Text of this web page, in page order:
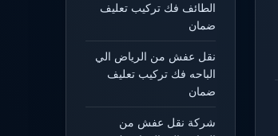
الطائف فك تركيب تعليف
ضمان
نقل عفش من الرياض الي
الباحه فك تركيب تعليف
ضمان
شركة نقل عفش من